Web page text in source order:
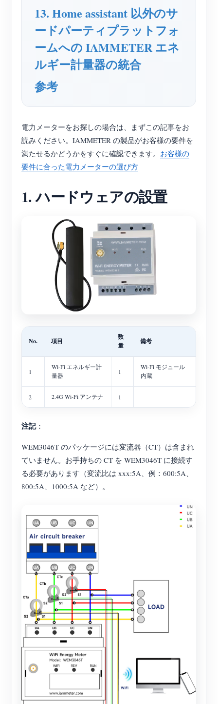
13. Home assistant 以外のサ
ードパーティプラットフォ
ームへの IAMMETER エネ
ルギー計量器の統合
参考
電力メーターをお探しの場合は、まずこの記事をお
読みください。IAMMETER の製品がお客様の要件を
満たせるかどうかをすぐに確認できます。 お客様の
要件に合った電力メーターの選び方
1. ハードウェアの設置
No. 項目
数
量
備考
1
Wi-Fi エネルギー計
量器
1
Wi-Fi モジュール
内蔵
2 2.4G Wi-Fi アンテナ 1
注記：
WEM3046T のパッケージには変流器（CT）は含まれ
ていません。お手持ちの CT を WEM3046T に接続す
る必要があります（変流比は xxx:5A、例：600:5A、
800:5A、1000:5A など）。